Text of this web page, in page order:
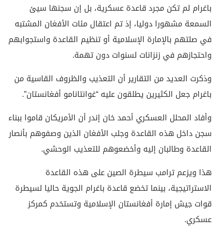
باغرام لم تكن مجرد قاعدة عسكرية، بل إن سجنها سيئ
السمعة مشهورا دوليا، إذ تم اعتقال مئات الأفغان المشتبه
في صلتهم بالإمارة الإسلامية أو تنظيم القاعدة واستجوابهم
واحتجازهم في زنزانات لسنوات دون تهمة.
وذكرت العديد من التقارير أن التعذيب والظروف القاسية من
باغرام جعل الكثيرين يطلقون عليه “غوانتانامو أفغانستان”.
وأفاد المحلل العسكري أحمد خان إندر أن الأمريكان قاموا ببناء
سجن داخل هذه القاعدة وجلب الأفغان الذين وصفوهم بأنصار
القاعدة وطالبان إليه وأخضعوهم للتعذيب الوحشي.
هذا ويزعم ترامب سيطرة الصين على هذه القاعدة
الاستراتيجية، بينما تخضع قاعدة باغرام الجوية حاليا لسيطرة
قوات جيش إمارة أفغانستان الإسلامية وتستخدم كمركز
عسكري.